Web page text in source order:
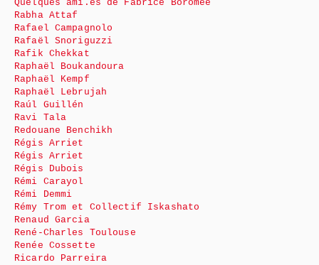
Quelques ami.es de Fabrice Boromée
Rabha Attaf
Rafael Campagnolo
Rafaël Snoriguzzi
Rafik Chekkat
Raphaël Boukandoura
Raphaël Kempf
Raphaël Lebrujah
Raúl Guillén
Ravi Tala
Redouane Benchikh
Régis Arriet
Régis Arriet
Régis Dubois
Rémi Carayol
Rémi Demmi
Rémy Trom et Collectif Iskashato
Renaud Garcia
René-Charles Toulouse
Renée Cossette
Ricardo Parreira